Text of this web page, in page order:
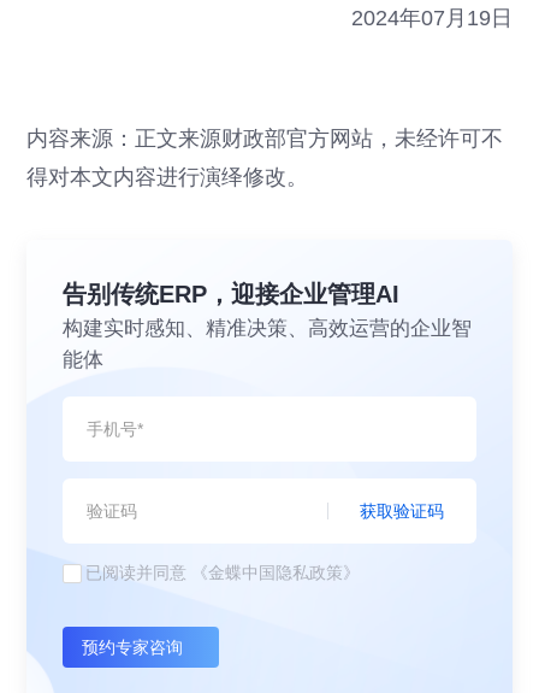
2024年07月19日
内容来源：正文来源财政部官方网站，未经许可不
得对本文内容进行演绎修改。
告别传统ERP，迎接企业管理AI
构建实时感知、精准决策、高效运营的企业智
能体
获取验证码
已阅读并同意 《金蝶中国隐私政策》
预约专家咨询